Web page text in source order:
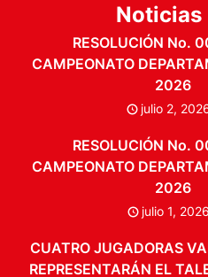
Noticias
RESOLUCIÓN No.
CAMPEONATO
2026
julio 2,
RESOLUCIÓN No.
CAMPEONATO
2026
julio 1, 2026
CUATRO JUGADORAS
REPRESENTARÁN EL